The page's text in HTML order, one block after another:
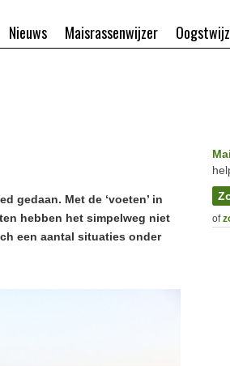
Maisrassenwijzer
Nieuws
gedaan. Met de ‘voeten’ in
hebben het simpelweg niet
een aantal situaties onder
of